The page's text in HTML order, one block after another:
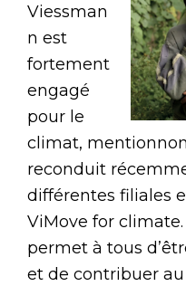
Viessman
n est
fortement
engagé
pour le
climat,
reconduit
différentes filiales
ViMove for
permet à tous
et de contribuer